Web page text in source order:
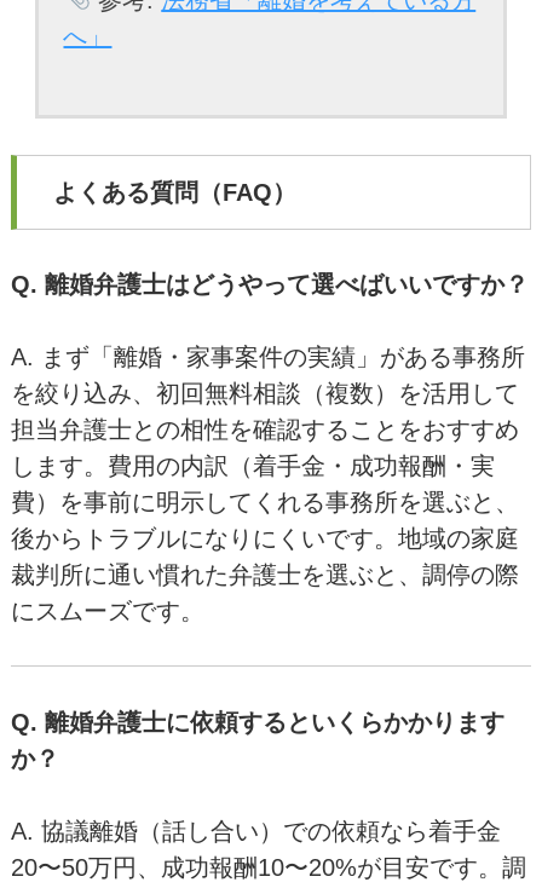
へ」
よくある質問（FAQ）
Q. 離婚弁護士はどうやって選べばいいですか？
A. まず「離婚・家事案件の実績」がある事務所
を絞り込み、初回無料相談（複数）を活用して
担当弁護士との相性を確認することをおすすめ
します。費用の内訳（着手金・成功報酬・実
費）を事前に明示してくれる事務所を選ぶと、
後からトラブルになりにくいです。地域の家庭
裁判所に通い慣れた弁護士を選ぶと、調停の際
にスムーズです。
Q. 離婚弁護士に依頼するといくらかかります
か？
A. 協議離婚（話し合い）での依頼なら着手金
20〜50万円、成功報酬10〜20%が目安です。調